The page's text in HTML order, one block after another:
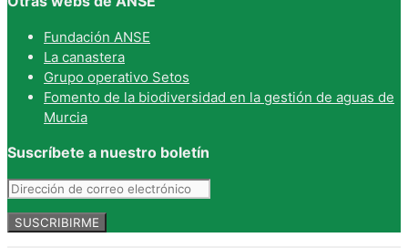
Fundación ANSE
La canastera
Grupo operativo Setos
Fomento de la biodiversidad en la gestión de aguas de
Murcia
Suscríbete a nuestro boletín